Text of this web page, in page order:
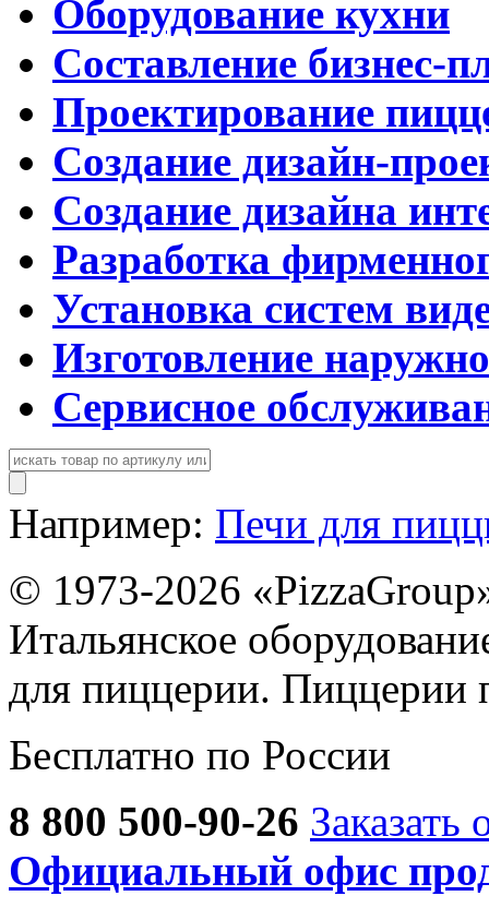
Оборудование кухни
Составление бизнес-
Проектирование
Создание дизайн-
Создание дизайна
Разработка
Установка систем
Изготовление
Сервисное
Например: Печи для
© 1973-2026
Итальянское
для пиццерии. Пиццерии
Бесплатно по России
8 800 500-90-26 Заказать
Официальный офис